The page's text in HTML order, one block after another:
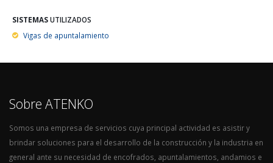
SISTEMASUTILIZADOS
Vigas de apuntalamiento
Sobre ATENKO
Somos una empresa de servicios cuya principal actividad es asistir y
brindar soluciones para el desarrollo de la construcción y la industria en
general ante su necesidad de encofrados, apuntalamientos, andamios e